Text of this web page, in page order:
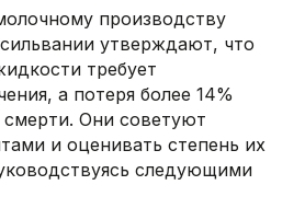
производству
утверждают, что
требует
а потеря более 14%
Они советуют
и оценивать степень их
следующими